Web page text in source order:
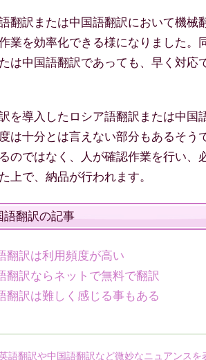
翻訳または中国語翻訳において機械
業を効率化できる様になりました。
は中国語翻訳であっても、早く対応
を導入したロシア語翻訳または中国
は十分とは言えない部分もあるそう
のではなく、人が確認作業を行い、
上で、納品が行われます。
語翻訳の記事
翻訳は利用頻度が高い
翻訳ならネットで無料で翻訳
翻訳は難しく感じる事もある
語翻訳や中国語翻訳など微妙なニュアンス